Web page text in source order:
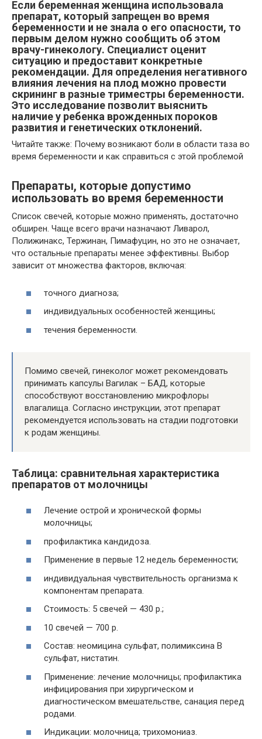
Если беременная женщина использовала
препарат, который запрещен во время
беременности и не знала о его опасности, то
первым делом нужно сообщить об этом
врачу-гинекологу. Специалист оценит
ситуацию и предоставит конкретные
рекомендации. Для определения негативного
влияния лечения на плод можно провести
скрининг в разные триместры беременности.
Это исследование позволит выяснить
наличие у ребенка врожденных пороков
развития и генетических отклонений.
Читайте также: Почему возникают боли в области таза во
время беременности и как справиться с этой проблемой
Препараты, которые допустимо
использовать во время беременности
Список свечей, которые можно применять, достаточно
обширен. Чаще всего врачи назначают Ливарол,
Полижинакс, Тержинан, Пимафуцин, но это не означает,
что остальные препараты менее эффективны. Выбор
зависит от множества факторов, включая:
точного диагноза;
индивидуальных особенностей женщины;
течения беременности.
Помимо свечей, гинеколог может рекомендовать
принимать капсулы Вагилак – БАД, которые
способствуют восстановлению микрофлоры
влагалища. Согласно инструкции, этот препарат
рекомендуется использовать на стадии подготовки
к родам женщины.
Таблица: сравнительная характеристика
препаратов от молочницы
Лечение острой и хронической формы
молочницы;
профилактика кандидоза.
Применение в первые 12 недель беременности;
индивидуальная чувствительность организма к
компонентам препарата.
Стоимость: 5 свечей — 430 р.;
10 свечей — 700 р.
Состав: неомицина сульфат, полимиксина В
сульфат, нистатин.
Применение: лечение молочницы; профилактика
инфицирования при хирургическом и
диагностическом вмешательстве, санация перед
родами.
Индикации: молочница; трихомониаз.